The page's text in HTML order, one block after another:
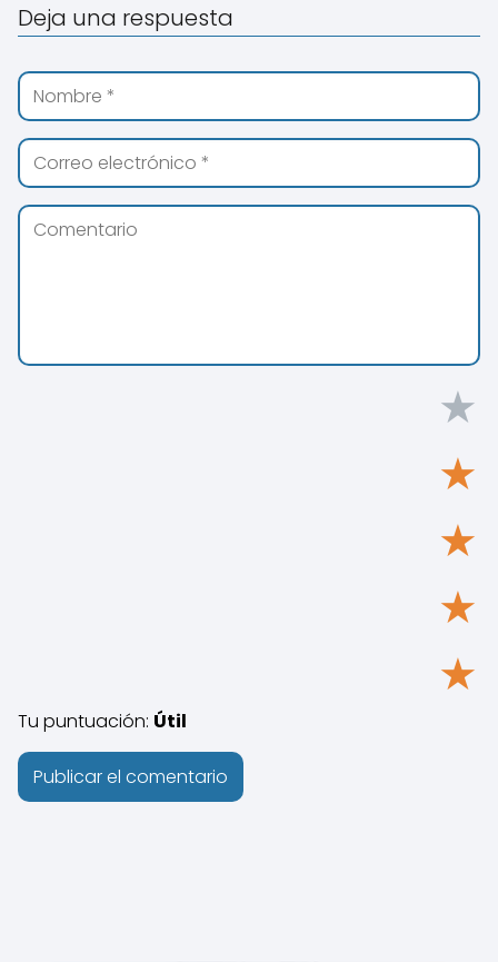
Deja una respuesta
★
★
★
★
★
Tu puntuación: Útil